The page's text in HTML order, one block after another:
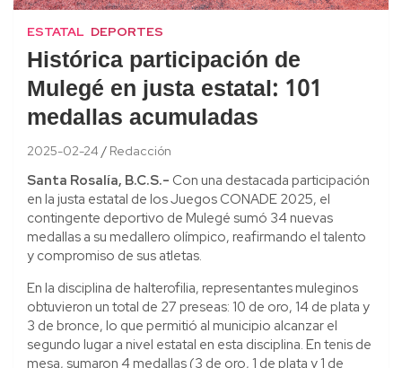
ESTATAL DEPORTES
Histórica participación de
Mulegé en justa estatal: 101
medallas acumuladas
2025-02-24 Redacción
Santa Rosalía, B.C.S.- Con una destacada participación
en la justa estatal de los Juegos CONADE 2025, el
contingente deportivo de Mulegé sumó 34 nuevas
medallas a su medallero olímpico, reafirmando el talento
y compromiso de sus atletas.
En la disciplina de halterofilia, representantes muleginos
obtuvieron un total de 27 preseas: 10 de oro, 14 de plata y
3 de bronce, lo que permitió al municipio alcanzar el
segundo lugar a nivel estatal en esta disciplina. En tenis de
mesa, sumaron 4 medallas (3 de oro, 1 de plata y 1 de